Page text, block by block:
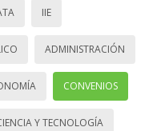
IIE
ADMINISTRACIÓN
CONVENIOS
Y TECNOLOGÍA